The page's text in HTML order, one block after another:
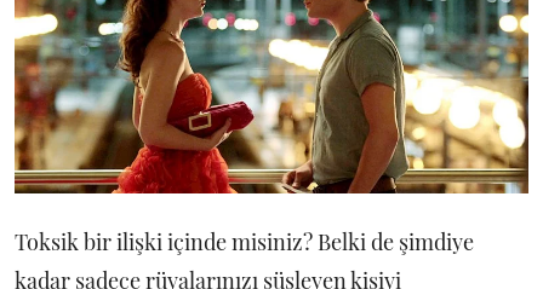
Toksik bir ilişki içinde misiniz? Belki de şimdiye
kadar sadece rüyalarınızı süsleyen kişiyi